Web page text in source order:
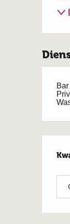
Bar